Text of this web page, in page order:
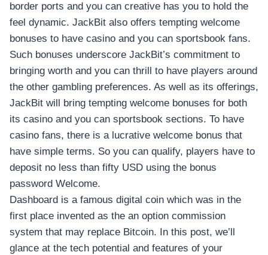
border ports and you can creative has you to hold the
feel dynamic. JackBit also offers tempting welcome
bonuses to have casino and you can sportsbook fans.
Such bonuses underscore JackBit’s commitment to
bringing worth and you can thrill to have players around
the other gambling preferences. As well as its offerings,
JackBit will bring tempting welcome bonuses for both
its casino and you can sportsbook sections. To have
casino fans, there is a lucrative welcome bonus that
have simple terms. So you can qualify, players have to
deposit no less than fifty USD using the bonus
password Welcome.
Dashboard is a famous digital coin which was in the
first place invented as the an option commission
system that may replace Bitcoin. In this post, we’ll
glance at the tech potential and features of your